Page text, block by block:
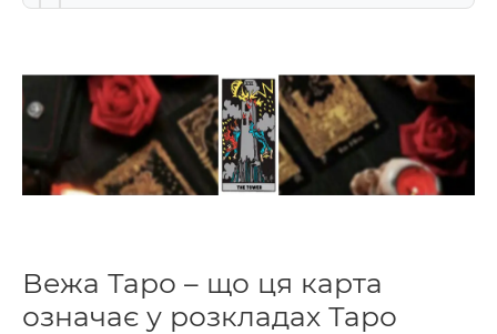
використовувалися:
Вежа Таро – що ця карта
означає у розкладах Таро